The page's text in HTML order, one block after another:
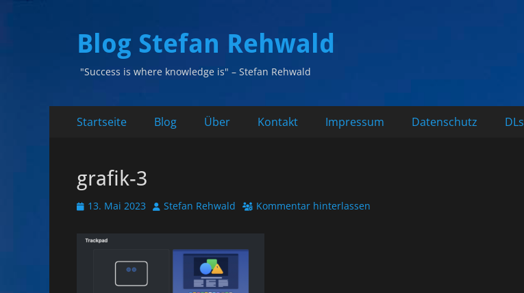
Blog Stefan Rehwald
"Success is where knowledge is" – Stefan Rehwald
Primäres
Inhalt
Startseite Blog Über Kontakt Impressum Datenschutz DLs
grafik-3
Veröffentlicht
13. Mai 2023 AutorStefan Rehwald Kommentar hinterlassen